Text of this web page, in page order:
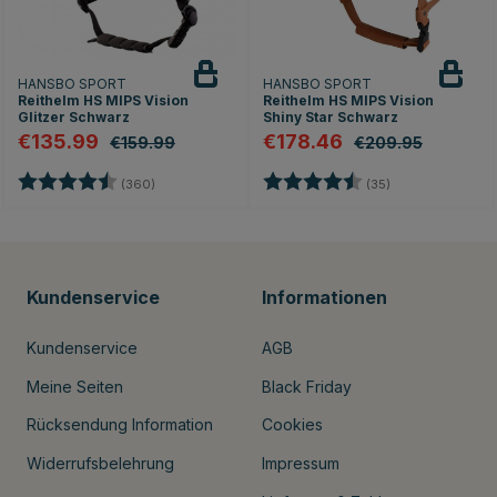
HANSBO SPORT
Reithelm HS MIPS Vision
Glitzer Schwarz
€135.99 €159.99
Bewertung: (360) 4.7 von 5 Sternen
HANSBO SPORT
Reithelm HS MIPS Vision
Shiny Star Schwarz
€178.46 €209.95
Bewertung: (35)
Kundenservice
Kundenservice
Meine Seiten
Rücksendung Information
Widerrufsbelehrung
Informationen
AGB
Black Friday
Cookies
Impressum